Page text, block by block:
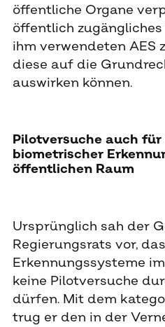
öffentliche Organe
öffentlich
ihm verwendeten AES
diese auf die
auswirken können.
Pilotversuche auch für
biometrischer
öffentlichen Raum
Ursprünglich sah der
Regierungsrats vor,
Erkennungssysteme
keine Pilotversuche
dürfen. Mit dem
trug er den in der